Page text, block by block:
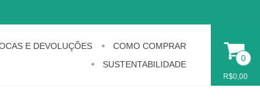
E DEVOLUÇÕES
COMO COMPRAR
SUSTENTABILIDADE
0
R$0,00